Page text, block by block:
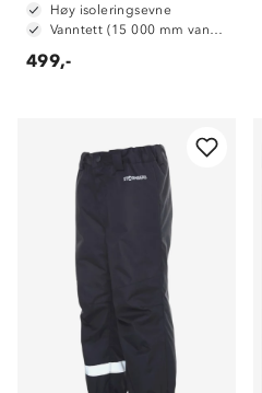
Høy isoleringsevne
Vanntett (15 000 mm vannsøyle)
499,-